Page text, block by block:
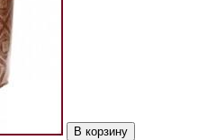
В корзину